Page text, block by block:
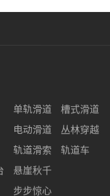
单轨滑道
电动滑道
轨道滑索
悬崖秋千
步步惊心
槽式滑道
丛林穿越
轨道车